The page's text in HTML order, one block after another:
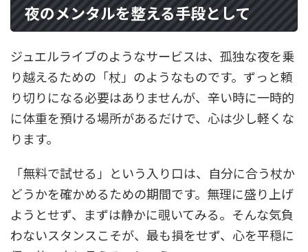
夜のメンタルを整える手段として
ジュエルライブのようなサービスは、孤独な夜を乗
り越えるための「杖」のようなものです。ずっと頼
り切りになる必要はありませんが、辛い時に一時的
に体重を預ける場所があるだけで、心は少し軽くな
ります。
「無料で試せる」という入り口は、自分に合う杖か
どうかを確かめるための期間です。無理に盛り上げ
ようとせず、まずは静かに覗いてみる。そんな気負
わないスタンスこそが、最も損をせず、心を平穏に